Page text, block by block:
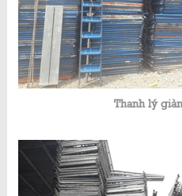
Thanh lý